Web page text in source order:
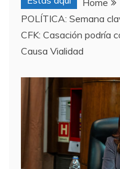
Home
POLÍTICA: Semana
CFK: Casación podría
Causa Vialidad